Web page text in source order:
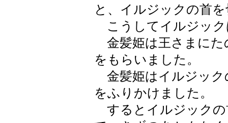
と、イルジックの首
こうしてイルジック
金髪姫は王さまにた
をもらいました。
金髪姫はイルジック
をふりかけました。
するとイルジックの